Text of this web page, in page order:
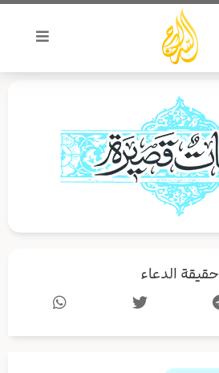
حقيقة الدعاء